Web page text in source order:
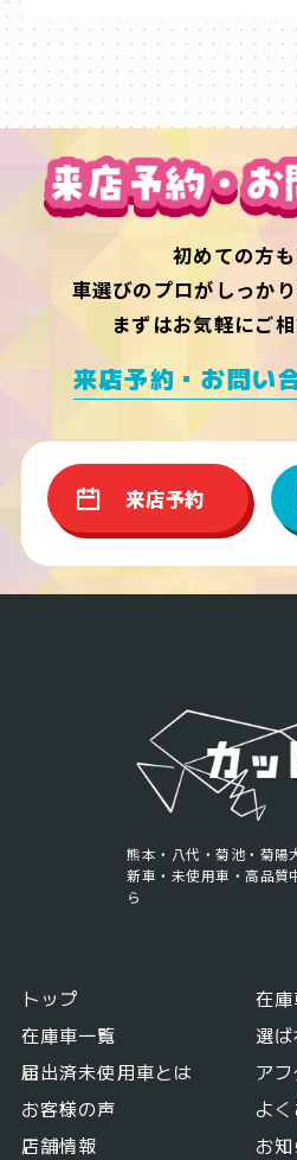
初めての方も
車選びのプロがしっか
まずはお気軽にご
来店予約・お問い
来店予約
熊本・八代・菊池・菊陽
新車・未使用車・高品質
ら
トップ
在
在庫車一覧
選
届出済未使用車とは
ア
お客様の声
よ
店舗情報
お